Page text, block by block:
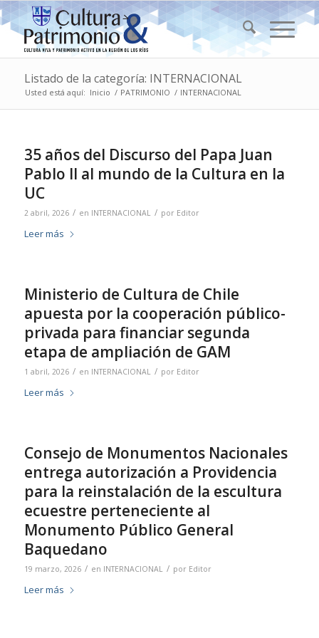
Listado de la categoría: INTERNACIONAL
Usted está aquí: Inicio / PATRIMONIO / INTERNACIONAL
35 años del Discurso del Papa Juan
Pablo II al mundo de la Cultura en la
UC
2 abril, 2026 / en INTERNACIONAL / por Editor
Leer más
Ministerio de Cultura de Chile
apuesta por la cooperación público-
privada para financiar segunda
etapa de ampliación de GAM
1 abril, 2026 / en INTERNACIONAL / por Editor
Leer más
Consejo de Monumentos Nacionales
entrega autorización a Providencia
para la reinstalación de la escultura
ecuestre perteneciente al
Monumento Público General
Baquedano
19 marzo, 2026 / en INTERNACIONAL / por Editor
Leer más